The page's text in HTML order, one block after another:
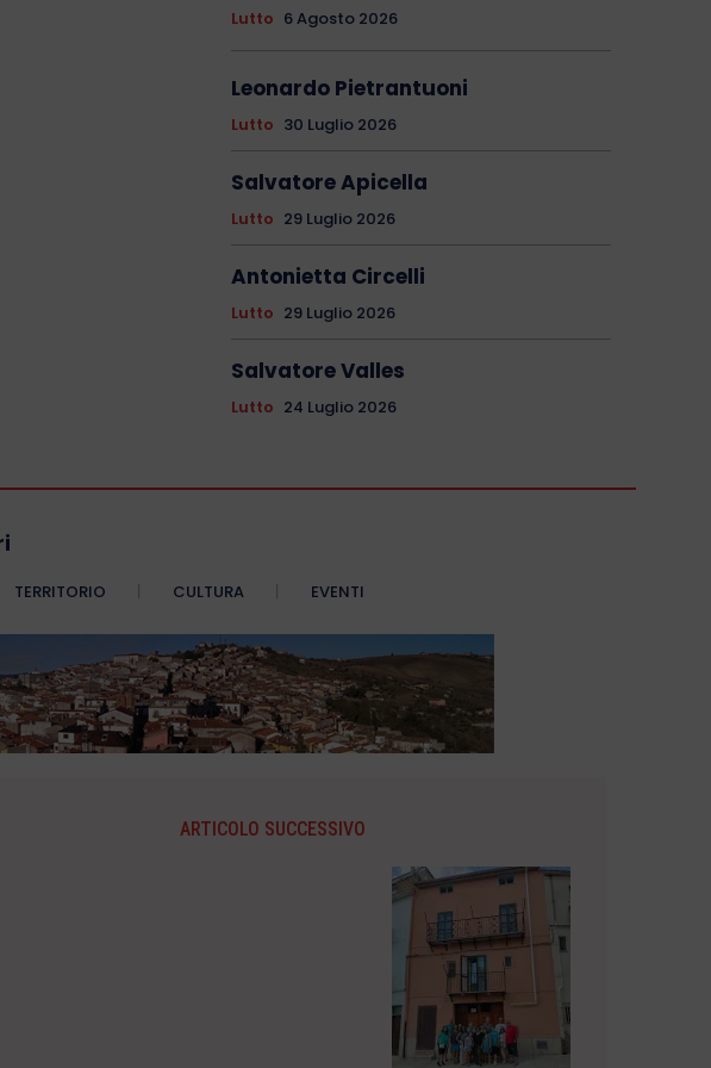
Lutto 6 Agosto 2026
Leonardo Pietrantuoni
Lutto 30 Luglio 2026
Salvatore Apicella
Lutto 29 Luglio 2026
Antonietta Circelli
Lutto 29 Luglio 2026
Salvatore Valles
Lutto 24 Luglio 2026
TERRITORIO CULTURA EVENTI
ARTICOLO SUCCESSIVO